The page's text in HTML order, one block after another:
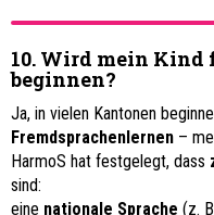
10. Wird mein
beginnen?
Ja, in vielen Kantonen
Fremdsprachenlernen –
HarmoS hat festgelegt, dass
sind:
eine nationale Sprache (z.